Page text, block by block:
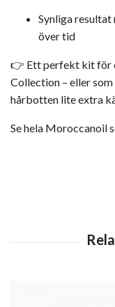
Synliga resultat
över tid
👉 Ett perfekt kit för
Collection – eller
hårbotten lite extra
Se hela Moroccanoil